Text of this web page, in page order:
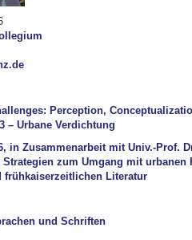
Perception,
– Urbane Verdichtung
in Zusammenarbeit mit Univ.-Prof.
zum Umgang mit urbanen
Literatur
und Schriften